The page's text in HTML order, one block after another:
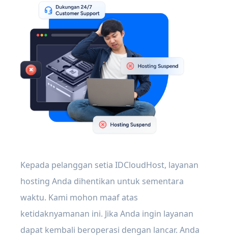
Kepada pelanggan setia IDCloudHost, layanan
hosting Anda dihentikan untuk sementara
waktu. Kami mohon maaf atas
ketidaknyamanan ini. Jika Anda ingin layanan
dapat kembali beroperasi dengan lancar. Anda